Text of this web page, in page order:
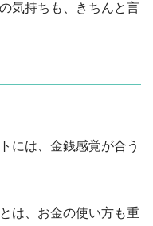
気持ちも、きちんと言
には、金銭感覚が合う
は、お金の使い方も重